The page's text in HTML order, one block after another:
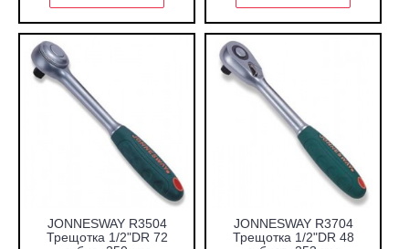
JONNESWAY R3504
Трещотка 1/2"DR 72
JONNESWAY R3704
Трещотка 1/2"DR 48